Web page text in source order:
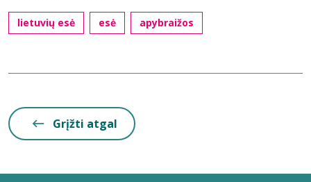
lietuvių esė esė apybraižos
Grįžti atgal